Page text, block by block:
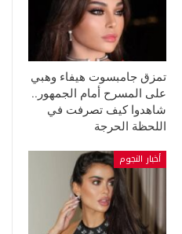
تمزق جامبسوت هيفاء وهبي
على المسرح أمام الجمهور..
شاهدوا كيف تصرفت في
اللحظة الحرجة
أخبار النجوم